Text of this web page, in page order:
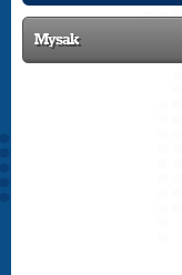
Mysak